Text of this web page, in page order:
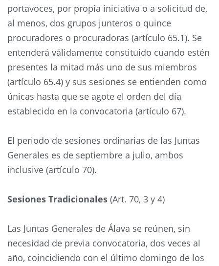
portavoces, por propia iniciativa o a solicitud de,
al menos, dos grupos junteros o quince
procuradores o procuradoras (artículo 65.1). Se
entenderá válidamente constituido cuando estén
presentes la mitad más uno de sus miembros
(artículo 65.4) y sus sesiones se entienden como
únicas hasta que se agote el orden del día
establecido en la convocatoria (artículo 67).
El periodo de sesiones ordinarias de las Juntas
Generales es de septiembre a julio, ambos
inclusive (artículo 70).
Sesiones Tradicionales (Art. 70, 3 y 4)
Las Juntas Generales de Álava se reúnen, sin
necesidad de previa convocatoria, dos veces al
año, coincidiendo con el último domingo de los